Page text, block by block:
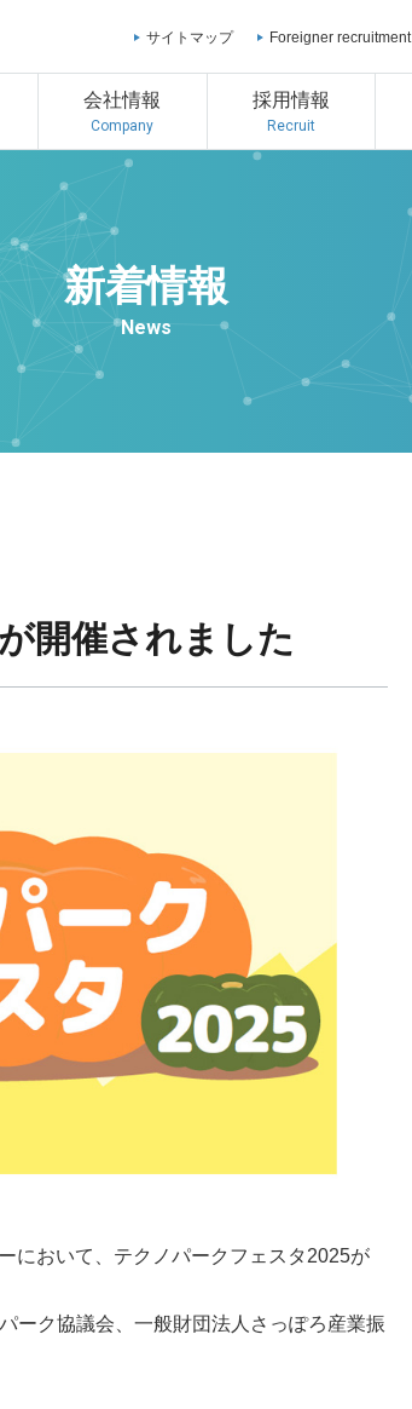
サイトマップ Foreigner recruitment
会社情報
Company
採用情報
Recruit
新着情報
News
開催されました
において、テクノパークフェスタ2025が
ーク協議会、一般財団法人さっぽろ産業振